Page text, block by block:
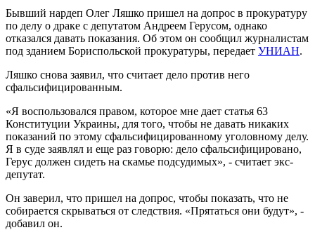
Бывший нардеп Олег Ляшко пришел на допрос в прокуратуру
по делу о драке с депутатом Андреем Герусом, однако
отказался давать показания. Об этом он сообщил журналистам
под зданием Бориспольской прокуратуры, передает УНИАН.
Ляшко снова заявил, что считает дело против него
сфальсифицированным.
«Я воспользовался правом, которое мне дает статья 63
Конституции Украины, для того, чтобы не давать никаких
показаний по этому сфальсифицированному уголовному делу.
Я в суде заявлял и еще раз говорю: дело сфальсифицировано,
Герус должен сидеть на скамье подсудимых», - считает экс-
депутат.
Он заверил, что пришел на допрос, чтобы показать, что не
собирается скрываться от следствия. «Прятаться они будут», -
добавил он.